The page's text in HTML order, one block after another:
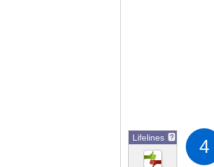
Lifelines ? 4